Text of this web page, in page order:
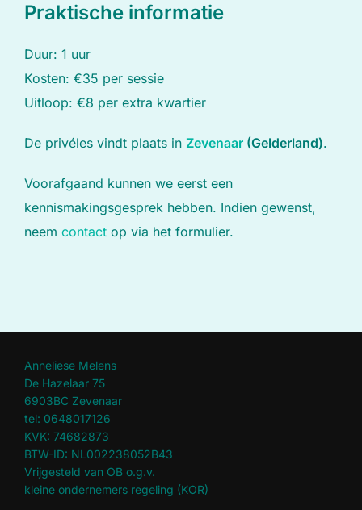
Praktische informatie
Duur: 1 uur
Kosten: €35 per sessie
Uitloop: €8 per extra kwartier
De privéles vindt plaats in Zevenaar (Gelderland).
Voorafgaand kunnen we eerst een
kennismakingsgesprek hebben. Indien gewenst,
neem contact op via het formulier.
Anneliese Melens
De Hazelaar 75
6903BC Zevenaar
tel: 0648017126
KVK: 74682873
BTW-ID: NL002238052B43
Vrijgesteld van OB o.g.v.
kleine ondernemers regeling (KOR)